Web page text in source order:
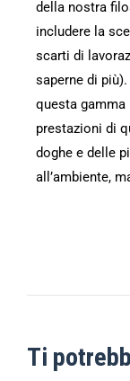
della nostra
includere la
scarti di
saperne di
questa gamma
prestazioni di
doghe e delle
all’ambiente,
Ti